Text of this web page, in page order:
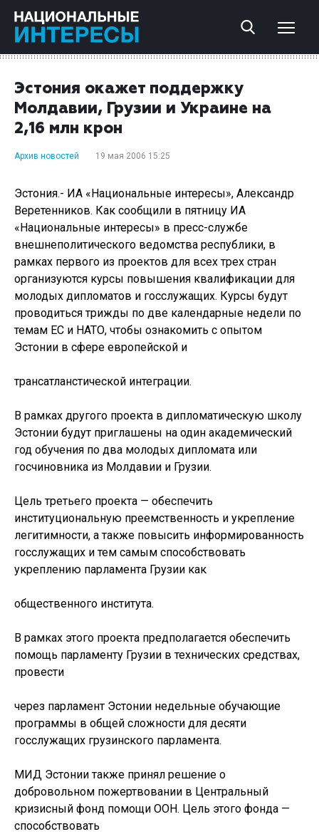
Эстония окажет поддержку
Молдавии, Грузии и Украине на
2,16 млн крон
Архив новостей 19 мая 2006 15:25
Эстония.- ИА «Национальные интересы», Александр
Веретенников. Как сообщили в пятницу ИА
«Национальные интересы» в пресс-службе
внешнеполитического ведомства республики, в
рамках первого из проектов для всех трех стран
организуются курсы повышения квалификации для
молодых дипломатов и госслужащих. Курсы будут
проводиться трижды по две календарные недели по
темам ЕС и НАТО, чтобы ознакомить с опытом
Эстонии в сфере европейской и
трансатланстической интеграции.
В рамках другого проекта в дипломатическую школу
Эстонии будут приглашены на один академический
год обучения по два молодых дипломата или
госчиновника из Молдавии и Грузии.
Цель третьего проекта — обеспечить
институциональную преемственность и укрепление
легитимности, а также повысить информированность
госслужащих и тем самым способствовать
укреплению парламента Грузии как
общественного института.
В рамках этого проекта предполагается обеспечить
помощь парламенту Грузии в технических средствах,
провести
через парламент Эстонии недельные обучающие
программы в общей сложности для десяти
госслужащих грузинского парламента.
МИД Эстонии также принял решение о
добровольном пожертвовании в Центральный
кризисный фонд помощи ООН. Цель этого фонда —
способствовать